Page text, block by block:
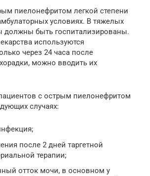
пиелонефритом легкой степени
условиях. В тяжелых
должны быть госпитализированы.
используются
через 24 часа после
можно вводить их
с острым пиелонефритом
случаях:
после 2 дней таргетной
терапии;
отток мочи, в основном у